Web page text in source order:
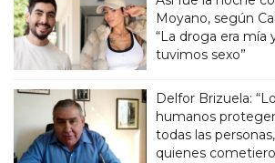
Moyano, según
“La droga era mía
tuvimos sexo”
Delfor Brizuela:
humanos
todas las
quienes